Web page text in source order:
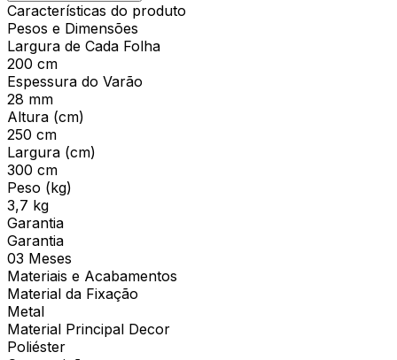
Características do produto
Pesos e Dimensões
Largura de Cada Folha
200 cm
Espessura do Varão
28 mm
Altura (cm)
250 cm
Largura (cm)
300 cm
Peso (kg)
3,7 kg
Garantia
Garantia
03 Meses
Materiais e Acabamentos
Material da Fixação
Metal
Material Principal Decor
Poliéster